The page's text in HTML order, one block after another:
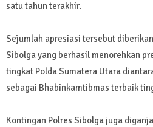
satu tahun terakhir.
Sejumlah apresiasi tersebut
Sibolga yang berhasil menorehkan
tingkat Polda Sumatera Utara
sebagai Bhabinkamtibmas terbaik
Kontingan Polres Sibolga juga